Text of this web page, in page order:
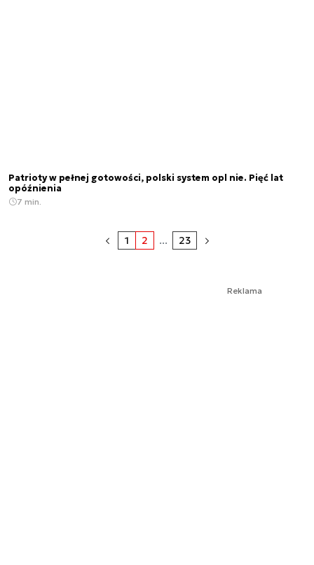
Patrioty w pełnej gotowości, polski system opl nie. Pięć lat
opóźnienia
7 min.
1 2 ... 23
Reklama